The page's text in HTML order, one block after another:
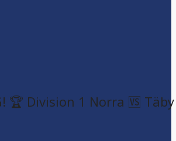
🏆 Division 1 Norra 🆚